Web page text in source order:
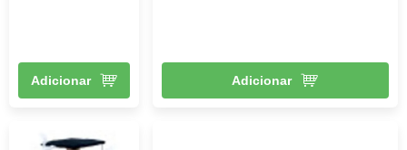
Adicionar Adicionar